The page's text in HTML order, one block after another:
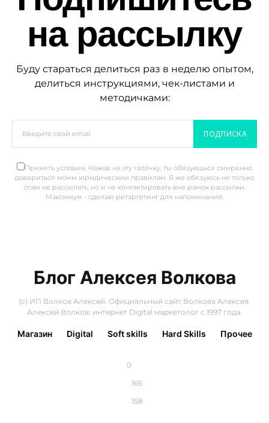
на рассылку
Буду стараться делиться раз в неделю опытом,
делиться инструкциями, чек-листами и
методичками:
ПОДПИСКА
Принять условия. Нажав на эту галочку, ты обязуешься смиренно
довериться моим юридическим правилам. Я же обязуюсь не только
спам не рассылать, но и не контактировать вне рамок рассылки.
Максимум - сделаю ретаргетинг для напоминаний.
Блог Алексея Волкова
(с) ИП Волков Алексей. Официальный сайт Волкова Алексея.
Алексей Волков: интернет Digital маркетолог с 1997 года.
0
165
158
Магазин Digital Soft skills Hard Skills Прочее